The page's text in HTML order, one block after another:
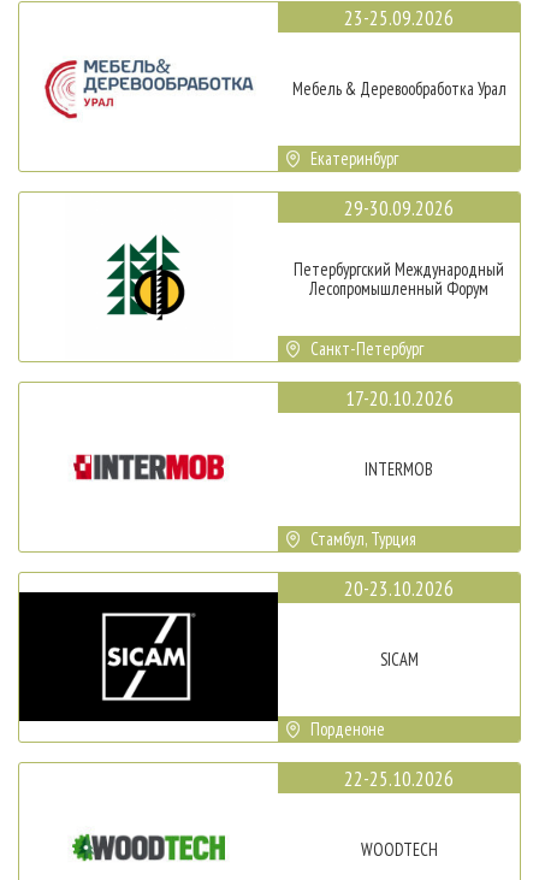
23-25.09.2026
Мебель & Деревообработка Урал
Екатеринбург
29-30.09.2026
Петербургский Международный
Лесопромышленный Форум
Санкт-Петербург
17-20.10.2026
INTERMOB
Стамбул, Турция
20-23.10.2026
SICAM
Порденоне
22-25.10.2026
WOODTECH